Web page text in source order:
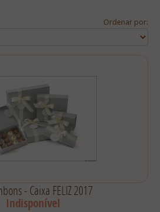
Ordenar por:
- Caixa FELIZ 2017
Indisponível